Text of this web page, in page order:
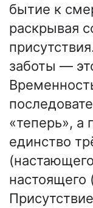
бытие к
раскрывая
заботы —
«теперь», а
единство
настоящего